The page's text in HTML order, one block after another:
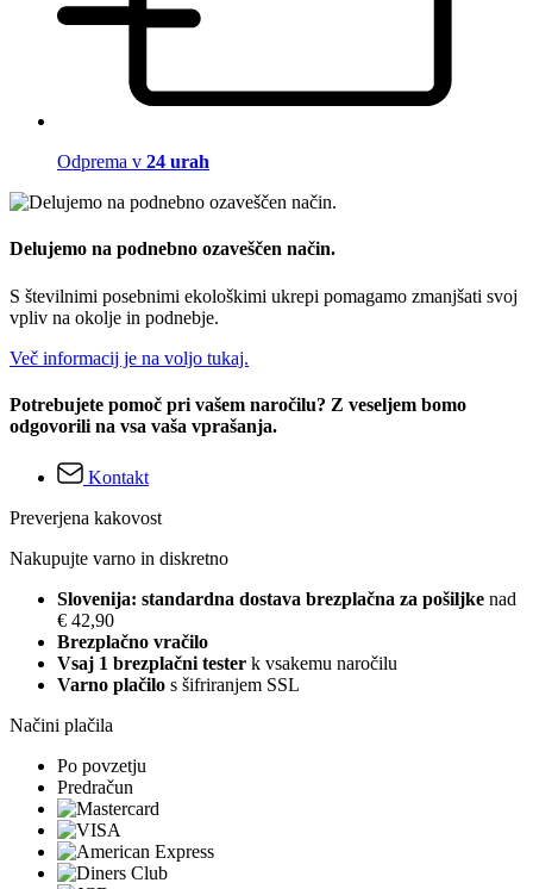
Odprema v 24 urah
Delujemo na podnebno ozaveščen način.
S številnimi posebnimi ekološkimi ukrepi pomagamo zmanjšati svoj
vpliv na okolje in podnebje.
Več informacij je na voljo tukaj.
Potrebujete pomoč pri vašem naročilu? Z veseljem bomo
odgovorili na vsa vaša vprašanja.
Kontakt
Preverjena kakovost
Nakupujte varno in diskretno
Slovenija: standardna dostava brezplačna za pošiljke nad
€ 42,90
Brezplačno vračilo
Vsaj 1 brezplačni tester k vsakemu naročilu
Varno plačilo s šifriranjem SSL
Načini plačila
Po povzetju
Predračun